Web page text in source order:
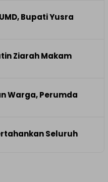
Bupati Yusra
Ziarah Makam
Warga, Perumda
Seluruh